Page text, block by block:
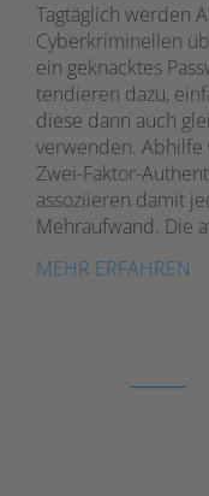
Tagtäglich werden
Cyberkriminellen
ein geknacktes
tendieren dazu,
diese dann auch
verwenden.
Zwei-Faktor-
assoziieren damit
Mehraufwand. Die
MEHR ERFAHREN